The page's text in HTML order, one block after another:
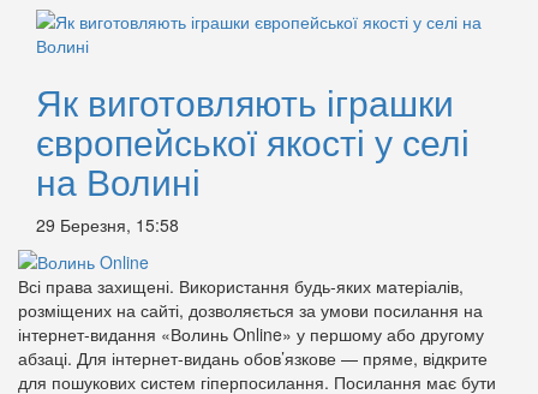
Як виготовляють іграшки
європейської якості у селі
на Волині
29 Березня, 15:58
Всі права захищені. Використання будь-яких матеріалів,
розміщених на сайті, дозволяється за умови посилання на
інтернет-видання «Волинь Online» у першому або другому
абзаці. Для інтернет-видань обов’язкове — пряме, відкрите
для пошукових систем гіперпосилання. Посилання має бути